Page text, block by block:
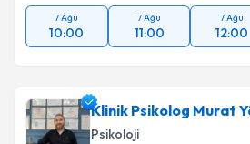
7 Ağu
10:00
7 Ağu
11:00
7 Ağu
12:00
Klinik Psikolog Murat
Psikoloji